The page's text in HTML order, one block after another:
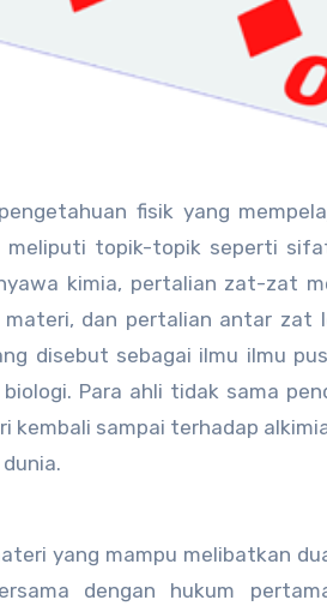
fisik yang
meliputi topik-topik seperti
kimia, pertalian zat-zat
dan pertalian antar zat
disebut sebagai ilmu ilmu
Para ahli tidak sama
kembali sampai terhadap
yang mampu melibatkan
dengan hukum